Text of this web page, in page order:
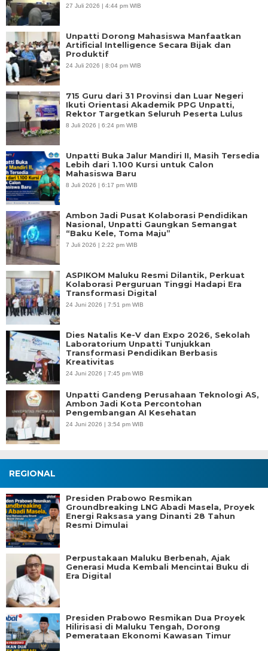
27 Juli 2026 | 4:44 pm WIB
Unpatti Dorong Mahasiswa Manfaatkan
Artificial Intelligence Secara Bijak dan
Produktif
24 Juli 2026 | 8:04 pm WIB
715 Guru dari 31 Provinsi dan Luar Negeri
Ikuti Orientasi Akademik PPG Unpatti,
Rektor Targetkan Seluruh Peserta Lulus
8 Juli 2026 | 6:24 pm WIB
Unpatti Buka Jalur Mandiri II, Masih Tersedia
Lebih dari 1.100 Kursi untuk Calon
Mahasiswa Baru
8 Juli 2026 | 6:17 pm WIB
Ambon Jadi Pusat Kolaborasi Pendidikan
Nasional, Unpatti Gaungkan Semangat
“Baku Kele, Toma Maju”
7 Juli 2026 | 2:22 pm WIB
ASPIKOM Maluku Resmi Dilantik, Perkuat
Kolaborasi Perguruan Tinggi Hadapi Era
Transformasi Digital
24 Juni 2026 | 7:51 pm WIB
Dies Natalis Ke-V dan Expo 2026, Sekolah
Laboratorium Unpatti Tunjukkan
Transformasi Pendidikan Berbasis
Kreativitas
24 Juni 2026 | 7:45 pm WIB
Unpatti Gandeng Perusahaan Teknologi AS,
Ambon Jadi Kota Percontohan
Pengembangan AI Kesehatan
24 Juni 2026 | 3:54 pm WIB
REGIONAL
Presiden Prabowo Resmikan
Groundbreaking LNG Abadi Masela, Proyek
Energi Raksasa yang Dinanti 28 Tahun
Resmi Dimulai
Perpustakaan Maluku Berbenah, Ajak
Generasi Muda Kembali Mencintai Buku di
Era Digital
Presiden Prabowo Resmikan Dua Proyek
Hilirisasi di Maluku Tengah, Dorong
Pemerataan Ekonomi Kawasan Timur